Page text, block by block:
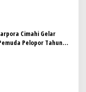
Cimahi Gelar
Pelopor Tahun